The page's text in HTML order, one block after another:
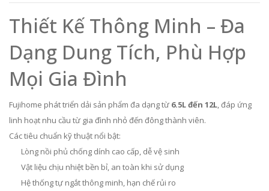
Thiết Kế Thông Minh – Đa
Dạng Dung Tích, Phù Hợp
Mọi Gia Đình
Fujihome phát triển dải sản phẩm đa dạng từ 6.5L đến 12L, đáp ứng
linh hoạt nhu cầu từ gia đình nhỏ đến đông thành viên.
Các tiêu chuẩn kỹ thuật nổi bật:
Lòng nồi phủ chống dính cao cấp, dễ vệ sinh
Vật liệu chịu nhiệt bền bỉ, an toàn khi sử dụng
Hệ thống tự ngắt thông minh, hạn chế rủi ro